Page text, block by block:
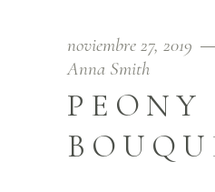
noviembre 27, 2019
Anna Smith
PEONY